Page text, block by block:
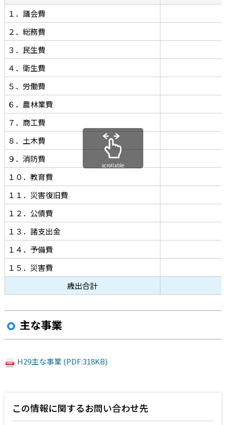
１．議会費
２．総務費
３．民生費
４．衛生費
５．労働費
６．農林業費
７．商工費
８．土木費
９．消防費
１０．教育費
１１．災害復旧費
１２．公債費
１３．諸支出金
１４．予備費
１５．災害費
歳出合計
scrollable
主な事業
H29主な事業 (PDF:318KB)
この情報に関するお問い合わせ先